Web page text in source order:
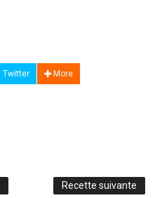
Twitter More
Recette suivante